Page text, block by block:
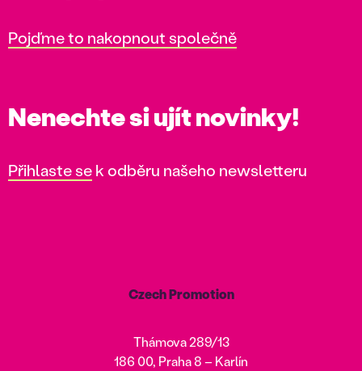
Pojďme to nakopnout společně
Nenechte si ujít novinky!
Přihlaste sek odběru našeho newsletteru
Czech Promotion
Thámova 289/13
186 00, Praha 8 – Karlín